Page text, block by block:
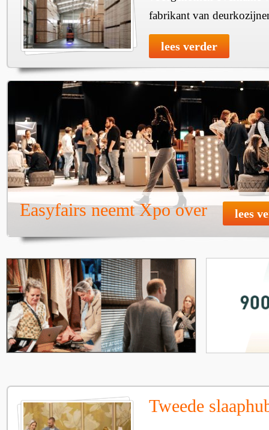
fabrikant van
lees verder
Easyfairs neemt Xpo over lees
Tweede